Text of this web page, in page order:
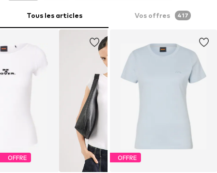
Tous les articles Vos offres 417
OFFRE OFFRE